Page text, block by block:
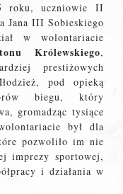
roku, uczniowie II
Jana III Sobieskiego
w wolontariacie
Królewskiego,
prestiżowych
pod opieką
biegu, który
gromadząc tysiące
był dla
pozwoliło im nie
imprezy sportowej,
i działania w